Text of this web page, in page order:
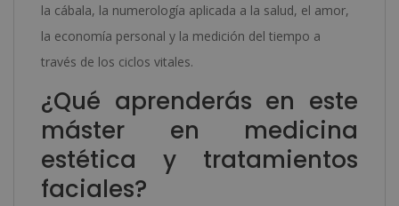
la cábala, la numerología aplicada a la salud, el amor,
la economía personal y la medición del tiempo a
través de los ciclos vitales.
¿Qué aprenderás en este
máster en medicina
estética y tratamientos
faciales?